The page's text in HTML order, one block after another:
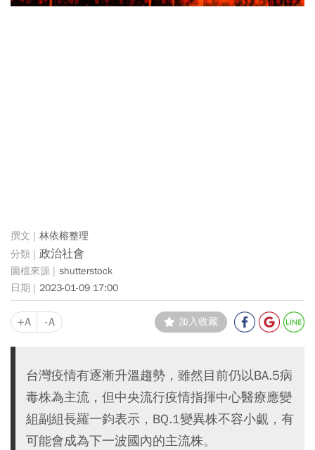
林依榕整理
政治社會
shutterstock
2023-01-09 17:00
+A -A 加入收藏
台灣疫情有逐漸升溫趨勢，雖然目前仍以BA.5病
毒株為主流，但中央流行疫情指揮中心醫療應變
組副組長羅一鈞表示，BQ.1變異株不容小覷，有
可能會成為下一波國內的主流株。